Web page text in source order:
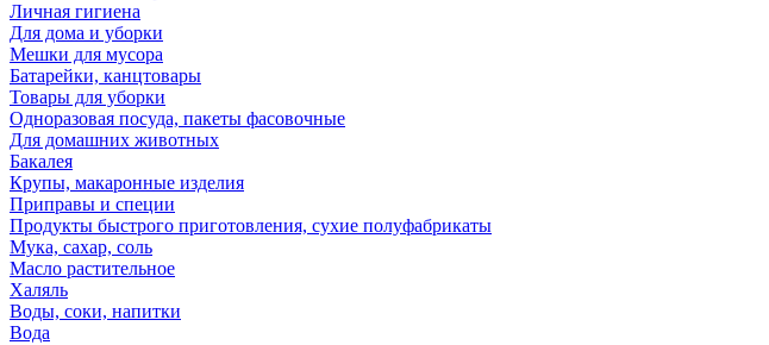
Личная гигиена
Для дома и уборки
Мешки для мусора
Батарейки, канцтовары
Товары для уборки
Одноразовая посуда, пакеты фасовочные
Для домашних животных
Бакалея
Крупы, макаронные изделия
Приправы и специи
Продукты быстрого приготовления, сухие полуфабрикаты
Мука, сахар, соль
Масло растительное
Халяль
Воды, соки, напитки
Вода